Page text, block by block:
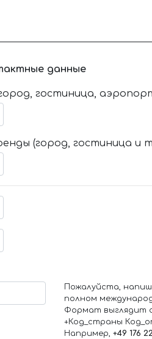
данные
гостиница,
(город, гостиница и
Пожалуйста,
полном
Формат выглядит
+Код_страны
Например, +49 176